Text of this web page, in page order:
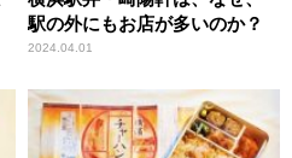
駅の外にもお店が多いのか？
2024.04.01